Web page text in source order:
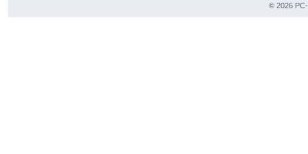
© 2026